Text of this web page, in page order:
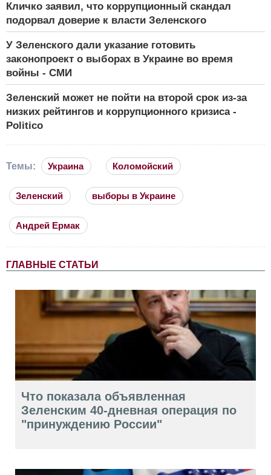
Кличко заявил, что коррупционный скандал
подорвал доверие к власти Зеленского
У Зеленского дали указание готовить
законопроект о выборах в Украине во время
войны - СМИ
Зеленский может не пойти на второй срок из-за
низких рейтингов и коррупционного кризиса -
Politico
Темы: Украина Коломойский
Зеленский выборы в Украине
Андрей Ермак
ГЛАВНЫЕ СТАТЬИ
Что показала объявленная
Зеленским 40-дневная операция по
"принуждению России"